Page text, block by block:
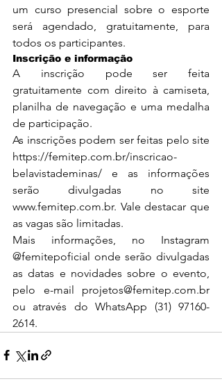
um curso presencial sobre o esporte
será agendado, gratuitamente, para
todos os participantes.
Inscrição e informação
A inscrição pode ser feita
gratuitamente com direito à camiseta,
planilha de navegação e uma medalha
de participação.
https://femitep.com.br/inscricao-
belavistademinas/ e as informações
www.femitep.com.br. Vale destacar que
as vagas são limitadas.
Mais informações, no Instagram
@femitepoficial onde serão divulgadas
as datas e novidades sobre o evento,
pelo e-mail projetos@femitep.com.br
ou através do WhatsApp (31) 97160-
2614.